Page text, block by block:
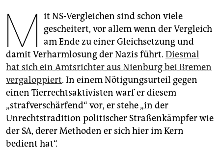
genossenschaft
epaper login
M it NS-Vergleichen sind schon viele
gescheitert, vor allem wenn der Vergleich
am Ende zu einer Gleichsetzung und
damit Verharmlosung der Nazis führt. Diesmal
hat sich ein Amtsrichter aus Nien­burg bei Bremen
vergaloppiert. In einem Nötigungsurteil gegen
einen Tierrechtsaktivisten warf er diesem
„strafverschärfend“ vor, er stehe „in der
Unrechtstradition politischer Straßenkämpfer wie
der SA, derer Methoden er sich hier im Kern
bedient hat“.